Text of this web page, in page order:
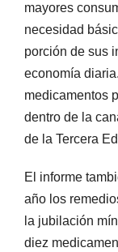
mayores
necesidad
porción de sus
economía
medicamentos
dentro de la
de la Tercera
El informe
año los
la jubilación
diez